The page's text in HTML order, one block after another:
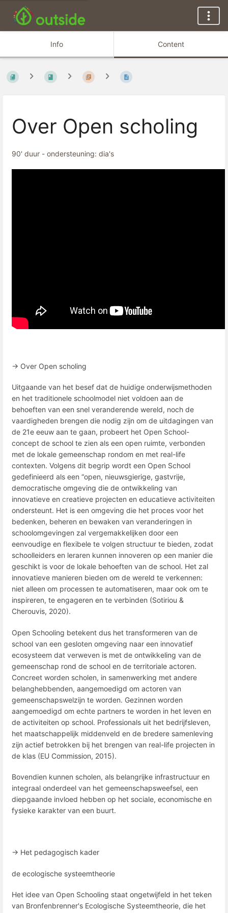
Info Content
Over Open scholing
90' duur - ondersteuning: dia's
→ Over Open scholing
Uitgaande van het besef dat de huidige onderwijsmethoden
en het traditionele schoolmodel niet voldoen aan de
behoeften van een snel veranderende wereld, noch de
vaardigheden brengen die nodig zijn om de uitdagingen van
de 21e eeuw aan te gaan, probeert het Open School-
concept de school te zien als een open ruimte, verbonden
met de lokale gemeenschap rondom en met real-life
contexten. Volgens dit begrip wordt een Open School
gedefinieerd als een “open, nieuwsgierige, gastvrije,
democratische omgeving die de ontwikkeling van
innovatieve en creatieve projecten en educatieve activiteiten
ondersteunt. Het is een omgeving die het proces voor het
bedenken, beheren en bewaken van veranderingen in
schoolomgevingen zal vergemakkelijken door een
eenvoudige en flexibele te volgen structuur te bieden, zodat
schoolleiders en leraren kunnen innoveren op een manier die
geschikt is voor de lokale behoeften van de school. Het zal
innovatieve manieren bieden om de wereld te verkennen:
niet alleen om processen te automatiseren, maar ook om te
inspireren, te engageren en te verbinden (Sotiriou &
Cherouvis, 2020).
Open Schooling betekent dus het transformeren van de
school van een gesloten omgeving naar een innovatief
ecosysteem dat verweven is met de ontwikkeling van de
gemeenschap rond de school en de territoriale actoren.
Concreet worden scholen, in samenwerking met andere
belanghebbenden, aangemoedigd om actoren van
gemeenschapswelzijn te worden. Gezinnen worden
aangemoedigd om echte partners te worden in het leven en
de activiteiten op school. Professionals uit het bedrijfsleven,
het maatschappelijk middenveld en de bredere samenleving
zijn actief betrokken bij het brengen van real-life projecten in
de klas (EU Commission, 2015).
Bovendien kunnen scholen, als belangrijke infrastructuur en
integraal onderdeel van het gemeenschapsweefsel, een
diepgaande invloed hebben op het sociale, economische en
fysieke karakter van een buurt.
→ Het pedagogisch kader
de ecologische systeemtheorie
Het idee van Open Schooling staat ongetwijfeld in het teken
van Bronfenbrenner's Ecologische Systeemtheorie, die het